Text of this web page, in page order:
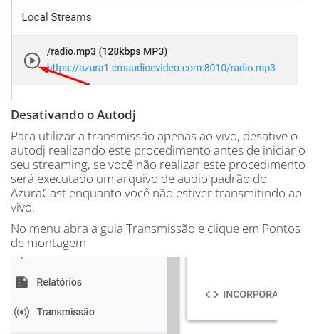
Desativando o Autodj
Para utilizar a transmissão apenas ao vivo, desative o
autodj realizando este procedimento antes de iniciar o
seu streaming, se você não realizar este procedimento
será executado um arquivo de audio padrão do
AzuraCast enquanto você não estiver transmitindo ao
vivo.
No menu abra a guia Transmissão e clique em Pontos
de montagem